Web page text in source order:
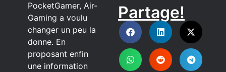
PocketGamer, Air-
Gaming a voulu
changer un peu la
donne. En
proposant enfin
une information
DISCORD
Partage!